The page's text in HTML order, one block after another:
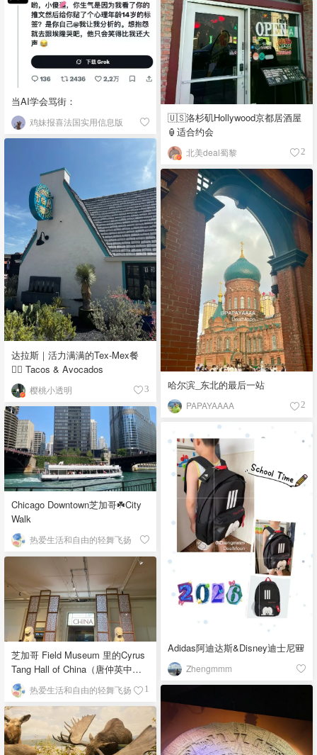
当AI学会骂街：
鸡妹报喜法国实用信息版
🇺🇸洛杉矶Hollywood京都居酒屋
🏮适合约会
北美deal蜀黎 2
达拉斯｜活力满满的Tex-Mex餐
👉🏼 Tacos & Avocados
樱桃小透明 3 哈尔滨_东北的最后一站
PAPAYAAAA 2
Chicago Downtown芝加哥☘️City
Walk
热爱生活和自由的轻舞飞扬
Adidas阿迪达斯&Disney迪士尼🎒
Zhengmmm
芝加哥 Field Museum 里的Cyrus
Tang Hall of China（唐仲英中国
馆） 热爱生活和自由的轻舞飞扬 1